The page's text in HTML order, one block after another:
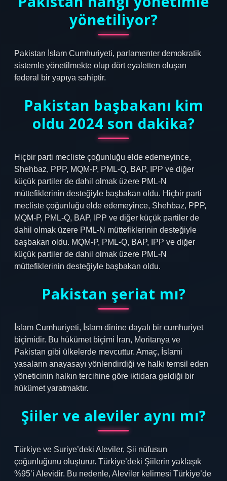
yönetiliyor?
Pakistan İslam Cumhuriyeti, parlamenter demokratik
sistemle yönetilmekte olup dört eyaletten oluşan
federal bir yapıya sahiptir.
Pakistan başbakanı kim
oldu 2024 son dakika?
Hiçbir parti mecliste çoğunluğu elde edemeyince,
Shehbaz, PPP, MQM-P, PML-Q, BAP, IPP ve diğer
küçük partiler de dahil olmak üzere PML-N
müttefiklerinin desteğiyle başbakan oldu. Hiçbir parti
mecliste çoğunluğu elde edemeyince, Shehbaz, PPP,
MQM-P, PML-Q, BAP, IPP ve diğer küçük partiler de
dahil olmak üzere PML-N müttefiklerinin desteğiyle
başbakan oldu. MQM-P, PML-Q, BAP, IPP ve diğer
küçük partiler de dahil olmak üzere PML-N
müttefiklerinin desteğiyle başbakan oldu.
Pakistan şeriat mı?
İslam Cumhuriyeti, İslam dinine dayalı bir cumhuriyet
biçimidir. Bu hükümet biçimi İran, Moritanya ve
Pakistan gibi ülkelerde mevcuttur. Amaç, İslami
yasaların anayasayı yönlendirdiği ve halkı temsil eden
yöneticinin halkın tercihine göre iktidara geldiği bir
hükümet yaratmaktır.
Şiiler ve aleviler aynı mı?
Türkiye ve Suriye’deki Aleviler, Şii nüfusun
çoğunluğunu oluşturur. Türkiye’deki Şiilerin yaklaşık
%95’i Alevidir. Bu nedenle, Aleviler kelimesi Türkiye’de